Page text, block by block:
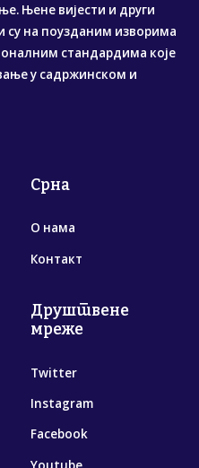
Њене вијести и други
су на поузданим изворима
стандардима које
у садржинском и
Срна
О нама
Контакт
Друштвене
мреже
Twitter
Instagram
Facebook